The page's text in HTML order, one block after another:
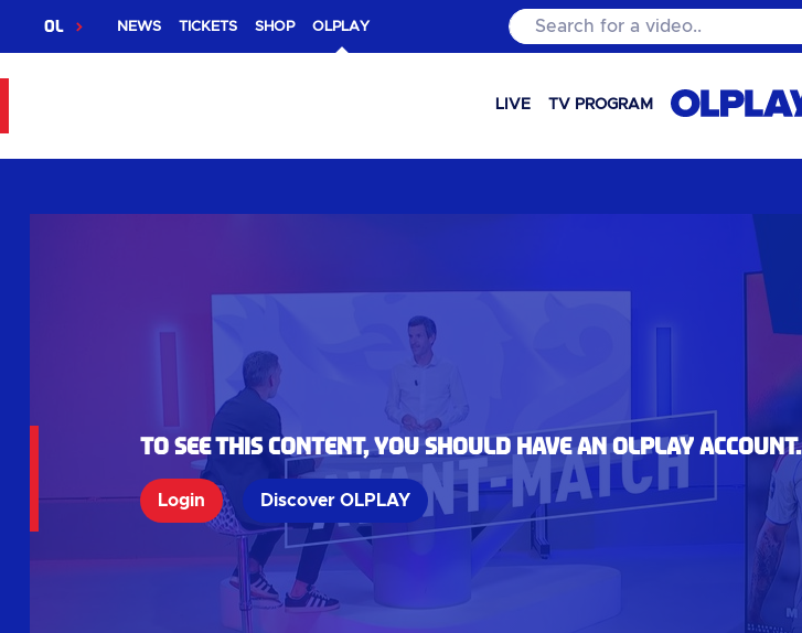
OL NEWS TICKETS SHOP OLPLAY Search for a video..
LIVE TV PROGRAM
To see this content, you should have an OLPlay account.
Login Discover OLPLAY